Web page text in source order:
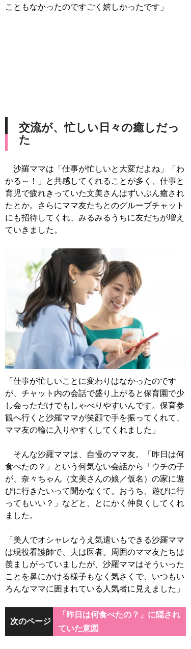
こともなかったのですごく嬉しかったです」
交流が、忙しい日々の癒しだっ
た
沙羅ママは「仕事が忙しいと大変だよね」「わ
かる～！」と共感してくれることが多く、仕事と
育児で疲れきっていた文美さんはずいぶん癒され
たとか。さらにママ友たちとのグループチャット
にも招待してくれ、みるみるうちに友だちが増え
ていきました。
「仕事が忙しいことに変わりはなかったのです
が、チャット内の会話で盛り上がると保育園で少
し会っただけでもしゃべりやすいんです。保育参
観へ行くと沙羅ママが笑顔で手を振ってくれて、
ママ友の輪に入りやすくしてくれました」
そんな沙羅ママは、自慢のママ友。「昨日は何
食べたの？」という何気ない会話から「ウチの子
が、奈々ちゃん（文美さんの娘／仮名）の家に遊
びに行きたいって聞かなくて。おうち、遊びに行
ってもいい？」などと、とにかく仲良くしてくれ
ました。
「美人でオシャレなうえ気遣いもできる沙羅ママ
は現役看護師で、夫は医者。周囲のママ友たちは
羨ましがっていましたが、沙羅ママはそういった
ことを鼻にかける様子もなく気さくで、いつもい
ろんなママに囲まれている人気者に見えました」
次のページ
「昨日は何食べたの？」に隠され
ていた意図